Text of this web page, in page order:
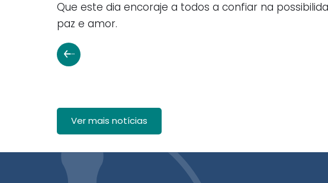
Que este dia encoraje a todos a confiar na
paz e amor.
Ver mais notícias